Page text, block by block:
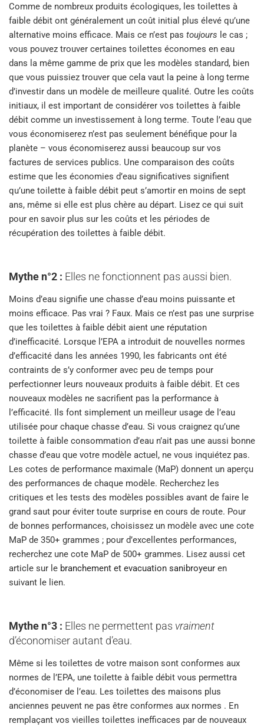
Comme de nombreux produits écologiques, les toilettes à
faible débit ont généralement un coût initial plus élevé qu’une
alternative moins efficace. Mais ce n’est pas toujours le cas ;
vous pouvez trouver certaines toilettes économes en eau
dans la même gamme de prix que les modèles standard, bien
que vous puissiez trouver que cela vaut la peine à long terme
d’investir dans un modèle de meilleure qualité. Outre les coûts
initiaux, il est important de considérer vos toilettes à faible
débit comme un investissement à long terme. Toute l’eau que
vous économiserez n’est pas seulement bénéfique pour la
planète – vous économiserez aussi beaucoup sur vos
factures de services publics. Une comparaison des coûts
estime que les économies d’eau significatives signifient
qu’une toilette à faible débit peut s’amortir en moins de sept
ans, même si elle est plus chère au départ. Lisez ce qui suit
pour en savoir plus sur les coûts et les périodes de
récupération des toilettes à faible débit.
Mythe n°2 : Elles ne fonctionnent pas aussi bien.
Moins d’eau signifie une chasse d’eau moins puissante et
moins efficace. Pas vrai ? Faux. Mais ce n’est pas une surprise
que les toilettes à faible débit aient une réputation
d’inefficacité. Lorsque l’EPA a introduit de nouvelles normes
d’efficacité dans les années 1990, les fabricants ont été
contraints de s’y conformer avec peu de temps pour
perfectionner leurs nouveaux produits à faible débit. Et ces
nouveaux modèles ne sacrifient pas la performance à
l’efficacité. Ils font simplement un meilleur usage de l’eau
utilisée pour chaque chasse d’eau. Si vous craignez qu’une
toilette à faible consommation d’eau n’ait pas une aussi bonne
chasse d’eau que votre modèle actuel, ne vous inquiétez pas.
Les cotes de performance maximale (MaP) donnent un aperçu
des performances de chaque modèle. Recherchez les
critiques et les tests des modèles possibles avant de faire le
grand saut pour éviter toute surprise en cours de route. Pour
de bonnes performances, choisissez un modèle avec une cote
MaP de 350+ grammes ; pour d’excellentes performances,
recherchez une cote MaP de 500+ grammes. Lisez aussi cet
article sur le branchement et evacuation sanibroyeur en
suivant le lien.
Mythe n°3 : Elles ne permettent pas vraiment
d’économiser autant d’eau.
Même si les toilettes de votre maison sont conformes aux
normes de l’EPA, une toilette à faible débit vous permettra
d’économiser de l’eau. Les toilettes des maisons plus
anciennes peuvent ne pas être conformes aux normes . En
remplaçant vos vieilles toilettes inefficaces par de nouveaux